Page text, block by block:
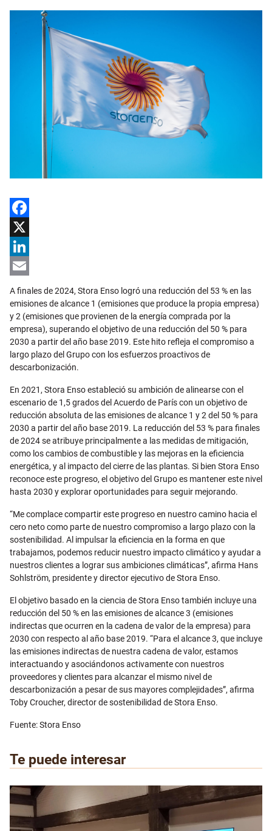
Facebook
X
LinkedIn
Email
A finales de 2024, Stora Enso logró una reducción del 53 % en las
emisiones de alcance 1 (emisiones que produce la propia empresa)
y 2 (emisiones que provienen de la energía comprada por la
empresa), superando el objetivo de una reducción del 50 % para
2030 a partir del año base 2019. Este hito refleja el compromiso a
largo plazo del Grupo con los esfuerzos proactivos de
descarbonización.
En 2021, Stora Enso estableció su ambición de alinearse con el
escenario de 1,5 grados del Acuerdo de París con un objetivo de
reducción absoluta de las emisiones de alcance 1 y 2 del 50 % para
2030 a partir del año base 2019. La reducción del 53 % para finales
de 2024 se atribuye principalmente a las medidas de mitigación,
como los cambios de combustible y las mejoras en la eficiencia
energética, y al impacto del cierre de las plantas. Si bien Stora Enso
reconoce este progreso, el objetivo del Grupo es mantener este nivel
hasta 2030 y explorar oportunidades para seguir mejorando.
“Me complace compartir este progreso en nuestro camino hacia el
cero neto como parte de nuestro compromiso a largo plazo con la
sostenibilidad. Al impulsar la eficiencia en la forma en que
trabajamos, podemos reducir nuestro impacto climático y ayudar a
nuestros clientes a lograr sus ambiciones climáticas”, afirma Hans
Sohlström, presidente y director ejecutivo de Stora Enso.
El objetivo basado en la ciencia de Stora Enso también incluye una
reducción del 50 % en las emisiones de alcance 3 (emisiones
indirectas que ocurren en la cadena de valor de la empresa) para
2030 con respecto al año base 2019. “Para el alcance 3, que incluye
las emisiones indirectas de nuestra cadena de valor, estamos
interactuando y asociándonos activamente con nuestros
proveedores y clientes para alcanzar el mismo nivel de
descarbonización a pesar de sus mayores complejidades”, afirma
Toby Croucher, director de sostenibilidad de Stora Enso.
Fuente: Stora Enso
Te puede interesar